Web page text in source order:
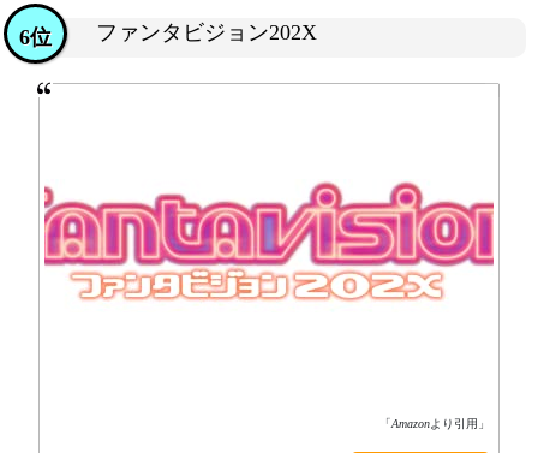
ファンタビジョン202X
6位
「Amazonより引用」